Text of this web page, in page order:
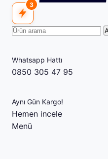
3
Whatsapp Hattı
0850 305 47 95
Aynı Gün Kargo!
Hemen incele
Menü